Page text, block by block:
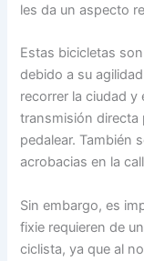
les da un aspecto
Estas bicicletas
debido a su
recorrer la ciudad y
transmisión directa
pedalear. También
acrobacias en la
Sin embargo, es
fixie requieren de
ciclista, ya que al